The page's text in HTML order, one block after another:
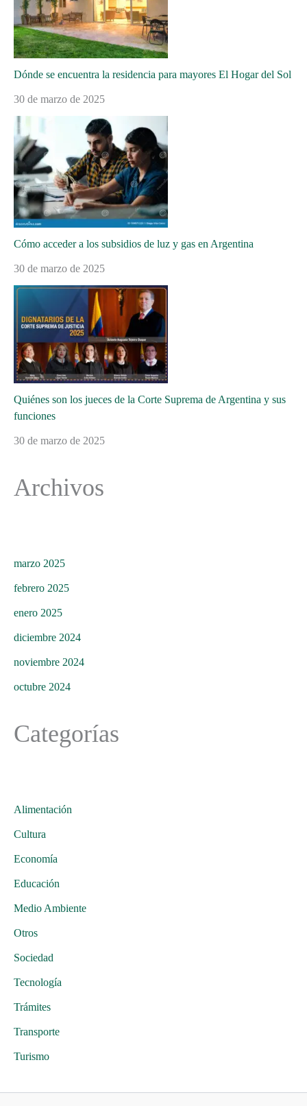
Dónde se encuentra la residencia para mayores El Hogar del Sol
30 de marzo de 2025
Cómo acceder a los subsidios de luz y gas en Argentina
30 de marzo de 2025
Quiénes son los jueces de la Corte Suprema de Argentina y sus
funciones
30 de marzo de 2025
Archivos
marzo 2025
febrero 2025
enero 2025
diciembre 2024
noviembre 2024
octubre 2024
Categorías
Alimentación
Cultura
Economía
Educación
Medio Ambiente
Otros
Sociedad
Tecnología
Trámites
Transporte
Turismo